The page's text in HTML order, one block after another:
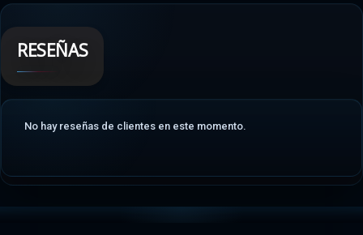
RESEÑAS
No hay reseñas de clientes en este momento.